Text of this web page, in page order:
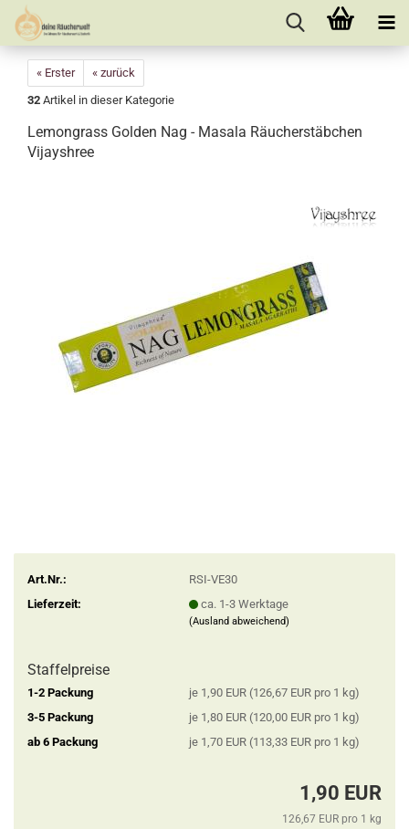
« Erster
« zurück
32 Artikel in dieser Kategorie
Lemongrass Golden Nag - Masala Räucherstäbchen
Vijayshree
Art.Nr.:
RSI-VE30
Lieferzeit:
ca. 1-3 Werktage
(Ausland abweichend)
Staffelpreise
1-2 Packung
je 1,90 EUR (126,67 EUR pro 1 kg)
3-5 Packung
je 1,80 EUR (120,00 EUR pro 1 kg)
ab 6 Packung
je 1,70 EUR (113,33 EUR pro 1 kg)
1,90 EUR
126,67 EUR pro 1 kg